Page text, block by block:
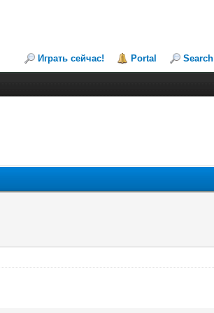
Играть сейчас! Portal Search